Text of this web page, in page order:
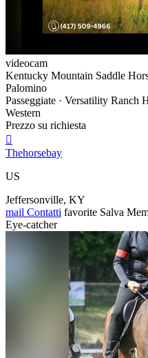
videocam
Kentucky Mountain Saddle
Palomino
Passeggiate · Versatility Ranch
Western
Prezzo su richiesta

Thehorsebay
US
Jeffersonville, KY
mail Contatti favorite Salva
Eye-catcher